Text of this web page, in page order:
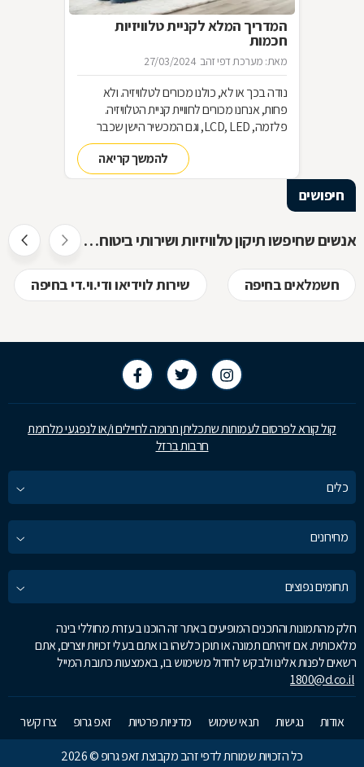
המדריך המלא לקניית טלוויזיות
חכמות
מאת: מערכת דפי זהב 27/03/2024
נודה בכך או לא, כולנו מכורים לטלוויזיה. ולא
פחות, אנחנו מכורים לחוויית קניית הטלוויזיה.
פלזמה, LCD, LED, וגם המכשיר הישן שכבר
שכחנו את שמו. כל כך הרבה אפשרויות וכל כך
מעט זמן. אז בשביל זה אנחנו כאןלהמשך קריאה
חיפושים
אנשים שחיפשו תיקון טלוויזיות ושירותי ביטוח חיפשו גם
חשמלאים בחיפה שירות לוידיאו ודי.וי.די בחיפה
קול קורא לפרסום לעמותות שתכליתן תרומה לחיילים ו/או לנפגעי מלחמת
חרבות ברזל
כלים
מחירונים
תחומים נפוצים
חלק מהתמונות והתכנים המופיעים באתר זה הוכנו בעזרת מחוללי בינה
מלאכותית. אם זיהיתם תמונה או תוכן כלשהו בו אתם בעלי זכויות יוצרים, אתם
רשאים לפנות אלינו ולבקש לחדול משימוש בו, באמצעות כתובת המייל
1800@d.co.il
אודות נגישות תנאי שימוש מדיניות פרטיות זאפ גרופ
צרו קשר
כל הזכויות שמורות לדפי זהב מקבוצת זאפ גרופ © 2026